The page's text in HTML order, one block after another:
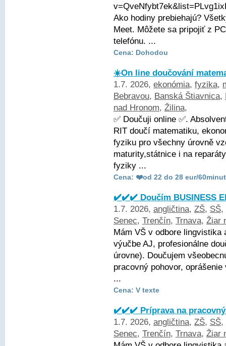
Ako hodiny prebiehajú?
Meet. Môžete sa pripojiť z
telefónu. ...
Cena: Dohodou
☀️On line doučování
1.7. 2026, ekonómia, fyzika,
Bebravou, Banská Štiavnica,
nad Hronom, Žilina,
✅ Doučuji online ✅.
RIT doučí matematiku,
fyziku pro všechny úrovně
maturity,státnice i na
fyziky ...
Cena: ❤️od 22 do 28 eur/
✔️✔️✔️ Doučím BUSINESS
1.7. 2026, angličtina, ZŠ, SŠ,
Senec, Trenčín, Trnava, Žiar
Mám VŠ v odbore
výučbe AJ, profesionálne
úrovne). Doučujem
pracovný pohovor,
...
Cena: V texte
✔️✔️✔️ Príprava na
1.7. 2026, angličtina, ZŠ, SŠ,
Senec, Trenčín, Trnava, Žiar